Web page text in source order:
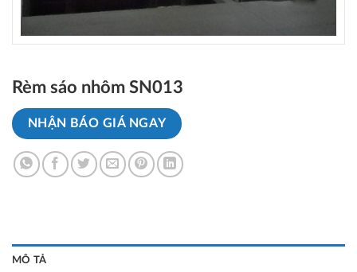
Rèm sáo nhôm SN013
NHẬN BÁO GIÁ NGAY
MÔ TẢ